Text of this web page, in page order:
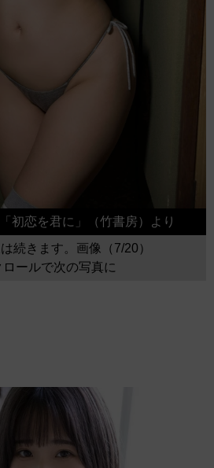
初恋を君に」（竹書房）より
続きます。画像（7/20）
ロールで次の写真に